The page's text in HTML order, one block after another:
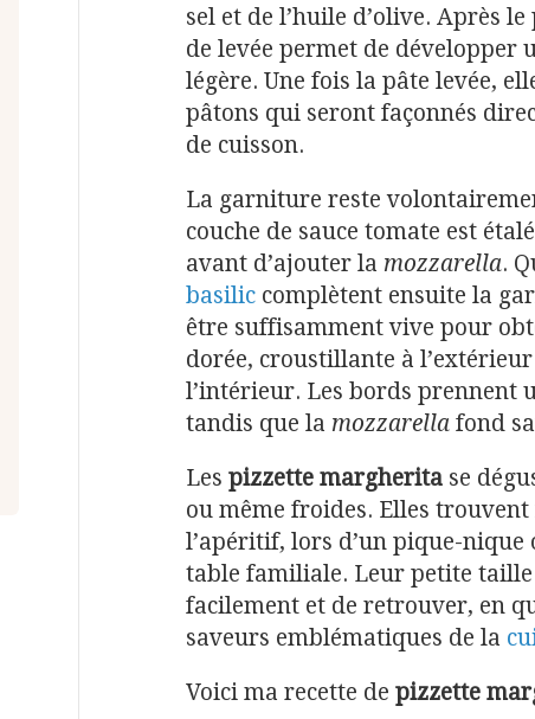
sel et de l’huile d’olive. Après
de levée permet de développer
légère. Une fois la pâte levée,
pâtons qui seront façonnés
de cuisson.
La garniture reste
couche de sauce tomate est
avant d’ajouter la mozzarella.
basilic complètent ensuite la
être suffisamment vive pour
dorée, croustillante à
l’intérieur. Les bords prennent
tandis que la mozzarella fond
Les pizzette margherita se
ou même froides. Elles
l’apéritif, lors d’un pique-nique
table familiale. Leur petite
facilement et de retrouver, en
saveurs emblématiques de la
Voici ma recette de pizzette